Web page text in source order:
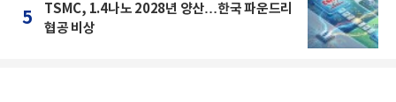
5
TSMC, 1.4나노 2028년 양산…한국 파운드리
협공 비상